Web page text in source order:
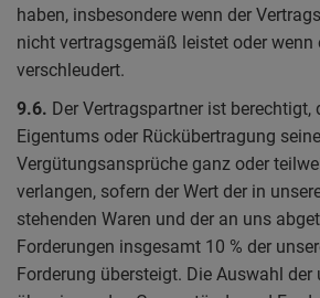
haben, insbesondere wenn der
nicht vertragsgemäß leistet oder wenn
verschleudert.
9.6. Der Vertragspartner ist berechtigt,
Eigentums oder Rückübertragung
Vergütungsansprüche ganz oder
verlangen, sofern der Wert der in
stehenden Waren und der an uns
Forderungen insgesamt 10 % der
Forderung übersteigt. Die Auswahl der